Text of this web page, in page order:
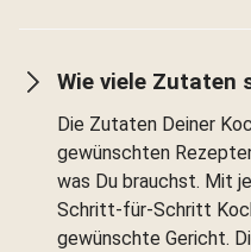
Wie viele Zutaten
Die Zutaten Deiner
gewünschten
was Du brauchst. Mit
Schritt-für-Schritt
gewünschte Gericht.